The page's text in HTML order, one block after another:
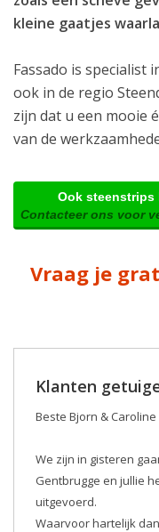
kleine gaatjes
Fassado is specialist
ook in de regio
zijn dat u een mooie
van de
Ook
Contacteer ons voor
Vraag je
Klanten
Beste Bjorn & Caroline
We zijn in gisteren
Gentbrugge en jullie
uitgevoerd.
Waarvoor hartelijk